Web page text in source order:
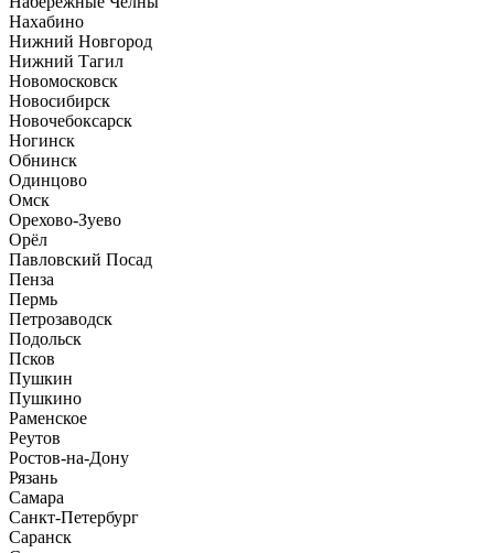
Нахабино
Нижний Новгород
Нижний Тагил
Новомосковск
Новосибирск
Новочебоксарск
Ногинск
Обнинск
Одинцово
Омск
Орехово-Зуево
Орёл
Павловский Посад
Пенза
Пермь
Петрозаводск
Подольск
Псков
Пушкин
Пушкино
Раменское
Реутов
Ростов-на-Дону
Рязань
Самара
Санкт-Петербург
Саранск